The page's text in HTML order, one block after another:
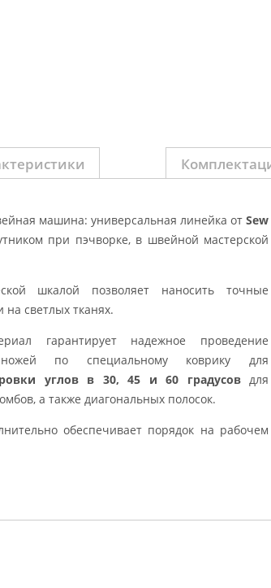
машина: универсальная линейка от Sew
при пэчворке, в швейной мастерской
шкалой позволяет наносить точные
на светлых тканях.
гарантирует надежное проведение
по специальному коврику для
углов в 30, 45 и 60 градусовдля
а также диагональных полосок.
обеспечивает порядок на рабочем